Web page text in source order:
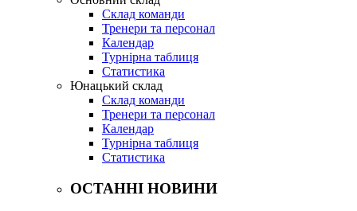
Склад команди
Тренери та персонал
Календар
Турнірна таблиця
Статистика
Юнацький склад
Склад команди
Тренери та персонал
Календар
Турнірна таблиця
Статистика
ОСТАННІ НОВИНИ